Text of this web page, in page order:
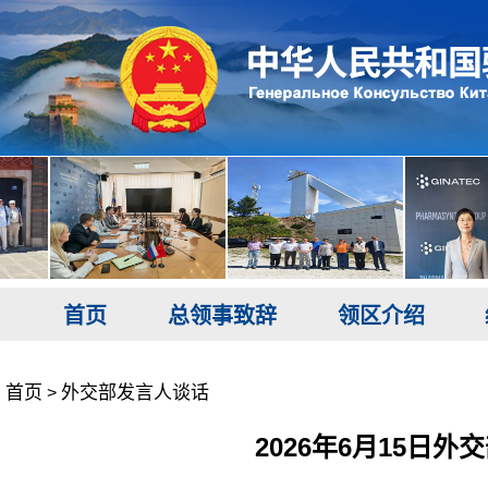
首页 总领事致辞 领区介绍
首页 > 外交部发言人谈话
2026年6月15日外